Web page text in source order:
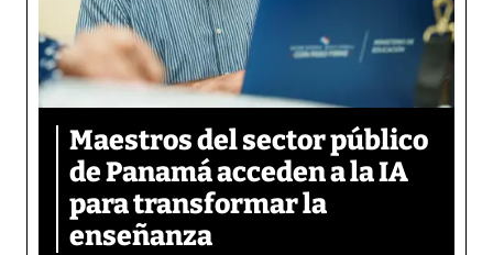
Maestros del sector público
de Panamá acceden a la IA
para transformar la
enseñanza